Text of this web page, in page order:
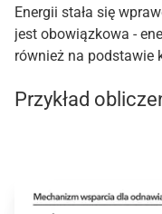
Energii stała się
jest obowiązkowa -
również na podstawie
Przykład